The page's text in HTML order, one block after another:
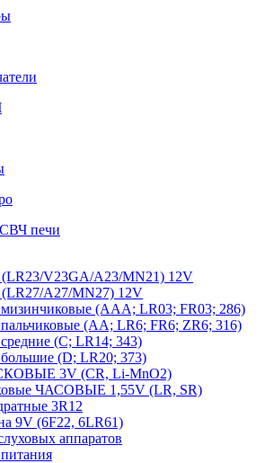
печи
(LR23/V23GA/A23/MN21) 12V
(LR27/A27/MN27) 12V
мизинчиковые (AAA; LR03; FR03; 286)
(AA; LR6; FR6; ZR6; 316)
(C; LR14; 343)
(D; LR20; 373)
3V (CR, Li-MnO2)
ЧАСОВЫЕ 1,55V (LR, SR)
3R12
9V (6F22, 6LR61)
аппаратов